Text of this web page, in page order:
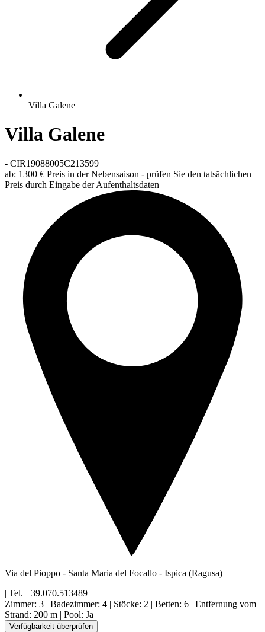
Villa Galene
Villa Galene
- CIR19088005C213599
ab: 1300 € Preis in der Nebensaison - prüfen Sie den tatsächlichen
Preis durch Eingabe der Aufenthaltsdaten
Via del Pioppo - Santa Maria del Focallo - Ispica (Ragusa)
| Tel. +39.070.513489
Zimmer: 3 | Badezimmer: 4 | Stöcke: 2 | Betten: 6 | Entfernung vom
Strand: 200 m | Pool: Ja
Verfügbarkeit überprüfen